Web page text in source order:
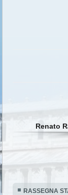
Renato
RASSEGNA